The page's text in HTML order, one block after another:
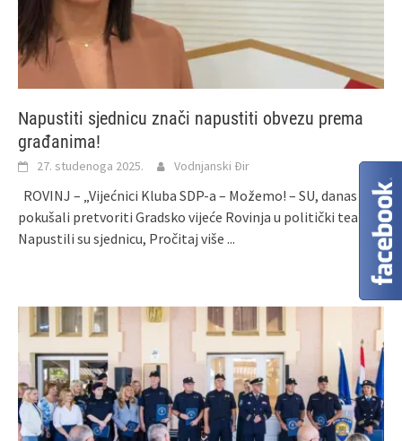
Napustiti sjednicu znači napustiti obvezu prema
građanima!
27. studenoga 2025. Vodnjanski Đir
ROVINJ – „Vijećnici Kluba SDP-a – Možemo! – SU, danas su
pokušali pretvoriti Gradsko vijeće Rovinja u politički teatar.
Napustili su sjednicu, Pročitaj više ...